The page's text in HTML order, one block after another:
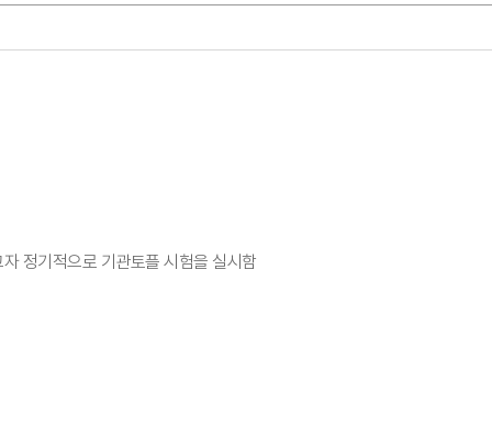
정기적으로 기관토플 시험을 실시함